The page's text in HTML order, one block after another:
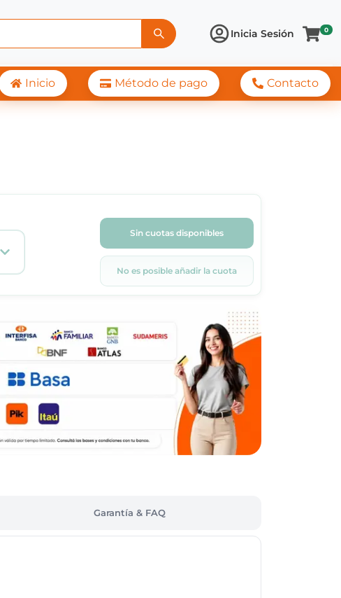
Inicia Sesión 0
Inicio Método de pago Contacto
Sin cuotas disponibles
No es posible añadir la cuota
Garantía & FAQ